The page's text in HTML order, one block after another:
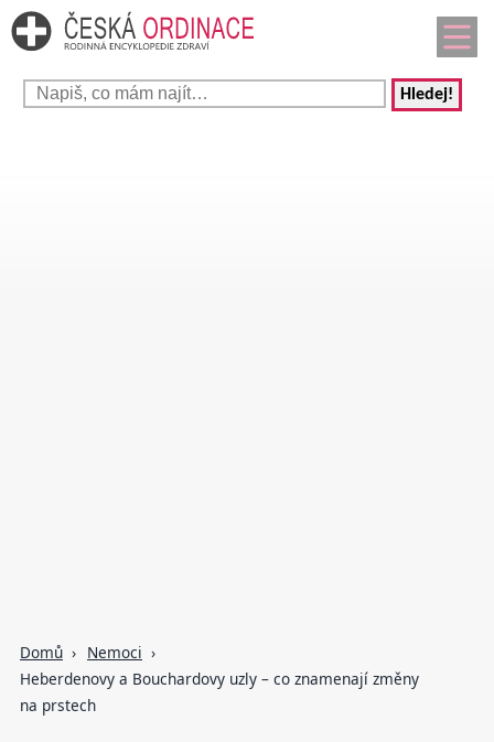
Hledej!
Domů
Nemoci
Heberdenovy a Bouchardovy uzly – co znamenají změny
na prstech